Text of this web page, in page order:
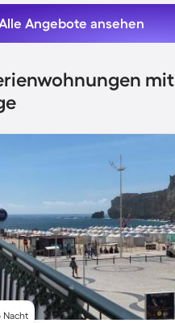
Angebote ansehen
mit
Nacht